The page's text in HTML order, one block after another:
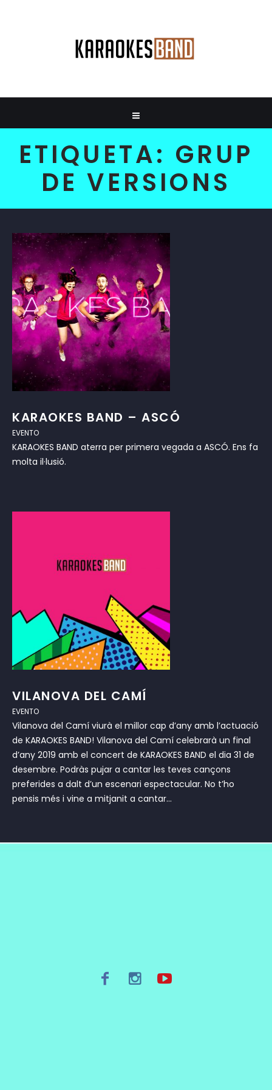
ETIQUETA: GRUP
DE VERSIONS
KARAOKES BAND – ASCÓ
EVENTO
KARAOKES BAND aterra per primera vegada a ASCÓ. Ens fa
molta il·lusió.
VILANOVA DEL CAMÍ
EVENTO
Vilanova del Camí viurà el millor cap d’any amb l’actuació
de KARAOKES BAND! Vilanova del Camí celebrarà un final
d’any 2019 amb el concert de KARAOKES BAND el dia 31 de
desembre. Podràs pujar a cantar les teves cançons
preferides a dalt d’un escenari espectacular. No t’ho
pensis més i vine a mitjanit a cantar...